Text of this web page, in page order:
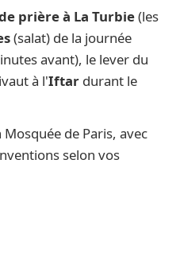
prière à La Turbie(les
(salat) de la journée
avant), le lever du
à l'Iftar durant le
de Paris, avec
selon vos